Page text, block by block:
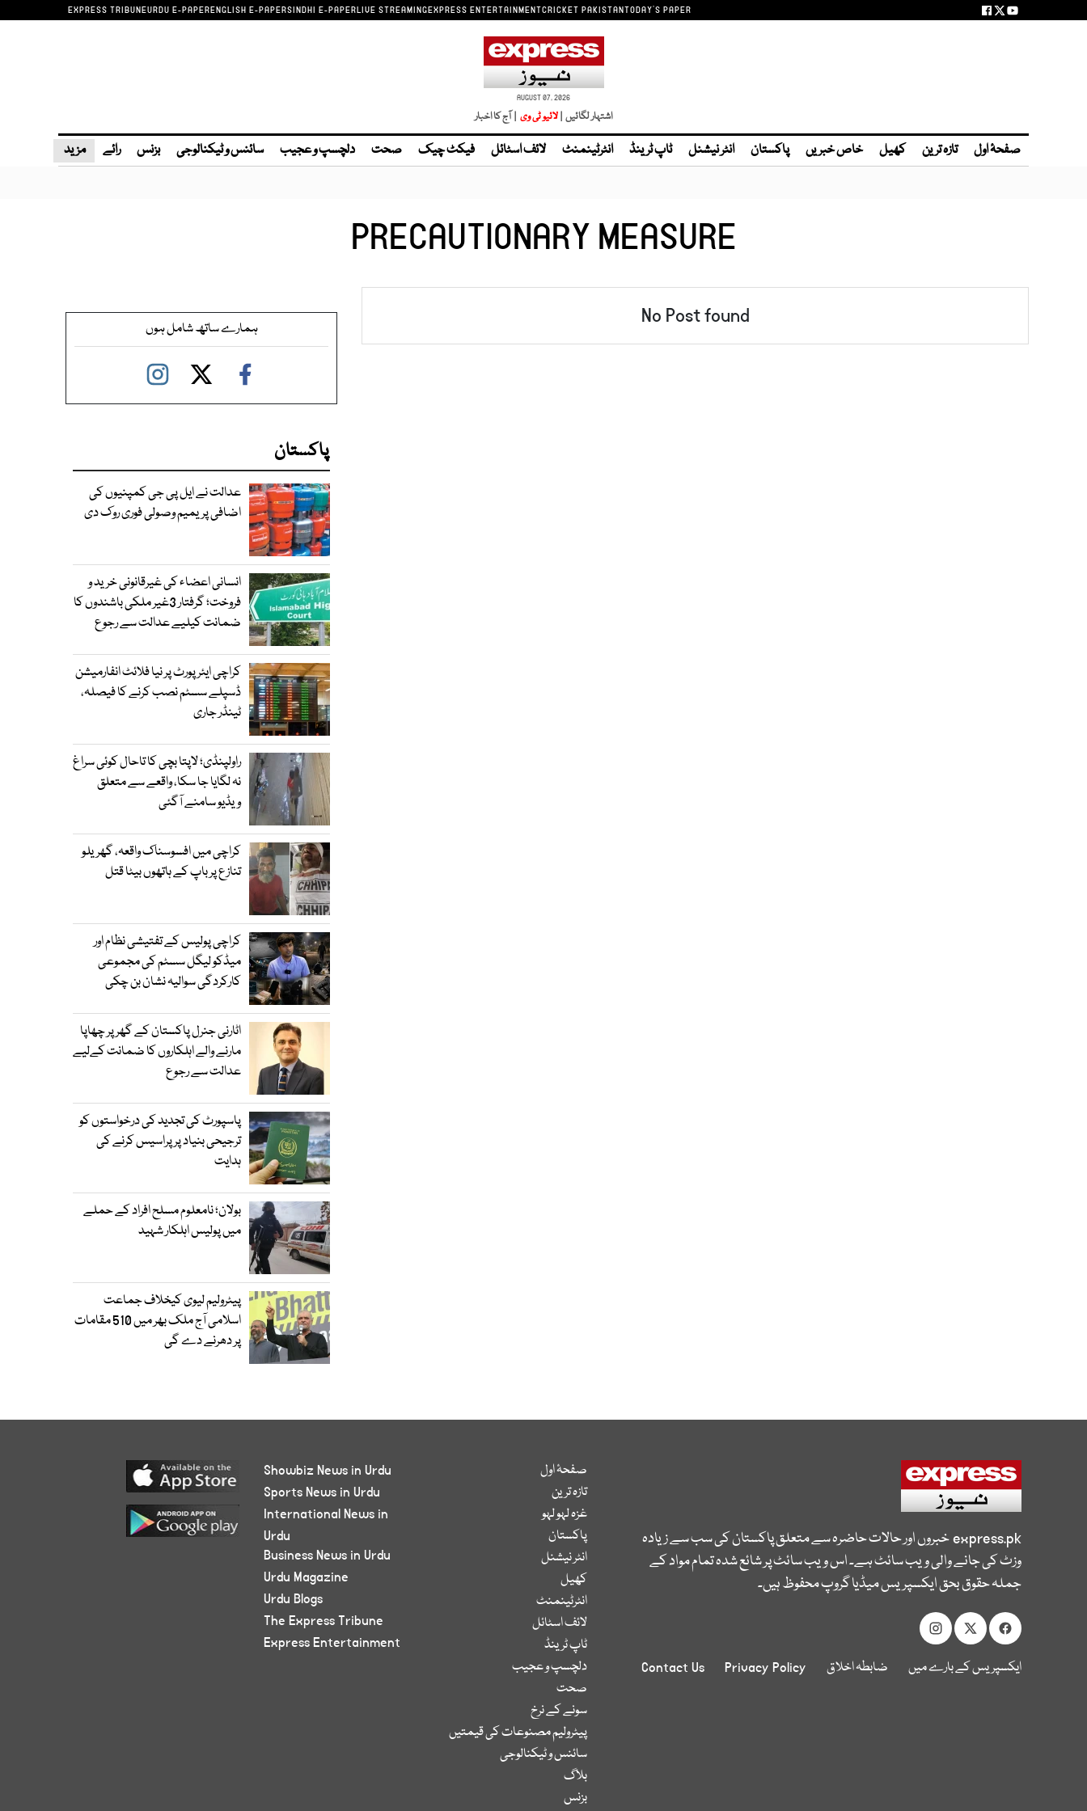
EXPRESS TRIBUNEURDU E-PAPERENGLISH E-PAPERSINDHI E-PAPERLIVE STREAMINGEXPRESS ENTERTAINMENTCRICKET PAKISTANTODAY'S PAPER
AUGUST 07, 2026
اشتہار لگائیں | | آج کا اخبار
صفحۂ اول تازہ ترین کھیل خاص خبریں پاکستان انٹر نیشنل ٹاپ ٹرینڈ انٹرٹینمنٹ لائف اسٹائل فیکٹ چیک صحت دلچسپ و عجیب سائنس و ٹیکنالوجی بزنس رائے مزید
PRECAUTIONARY MEASURE
No Post found ہمارے ساتھ شامل ہوں
پاکستان
عدالت نے ایل پی جی کمپنیوں کی
اضافی پریمیم وصولی فوری روک دی
انسانی اعضاء کی غیرقانونی خرید و
فروخت؛ گرفتار 3غیر ملکی باشندوں کا
ضمانت کیلیے عدالت سے رجوع
کراچی ایئرپورٹ پر نیا فلائٹ انفارمیشن
ڈسپلے سسٹم نصب کرنے کا فیصلہ،
ٹینڈر جاری
راولپنڈی؛ لاپتا بچی کا تاحال کوئی سراغ
نہ لگایا جا سکا، واقعے سے متعلق
ویڈیو سامنے آگئی
کراچی میں افسوسناک واقعہ، گھریلو
تنازع پر باپ کے ہاتھوں بیٹا قتل
کراچی پولیس کے تفتیشی نظام اور
میڈکو لیگل سسٹم کی مجموعی
کارکردگی سوالیہ نشان بن چکی
اٹارنی جنرل پاکستان کے گھر پر چھاپا
مارنے والے اہلکاروں کا ضمانت کےلیے
عدالت سے رجوع
پاسپورٹ کی تجدید کی درخواستوں کو
ترجیحی بنیاد پر پراسیس کرنے کی
ہدایت
بولان؛ نامعلوم مسلح افراد کے حملے
میں پولیس اہلکار شہید
پیٹرولیم لیوی کیخلاف جماعت
اسلامی آج ملک بھر میں 510 مقامات
پر دھرنے دے گی
express.pkخبروں اور حالات حاضرہ سے متعلق پاکستان کی سب سے زیادہ
وزٹ کی جانے والی ویب سائٹ ہے۔ اس ویب سائٹ پر شائع شدہ تمام مواد کے
جملہ حقوق بحق ایکسپریس میڈیا گروپ محفوظ ہیں۔
ایکسپریس کے بارے میں ضابطہ اخلاق Privacy Policy
Contact Us
صفحۂ اول
تازہ ترین
غزہ لہو لہو
پاکستان
انٹر نیشنل
کھیل
انٹرٹینمنٹ
لائف اسٹائل
ٹاپ ٹرینڈ
دلچسپ و عجیب
صحت
سونے کے نرخ
پیٹرولیم مصنوعات کی قیمتیں
سائنس و ٹیکنالوجی
بلاگ
بزنس
Showbiz News in Urdu
Sports News in Urdu
International News in
Urdu
Business News in Urdu
Urdu Magazine
Urdu Blogs
The Express Tribune
Express Entertainment